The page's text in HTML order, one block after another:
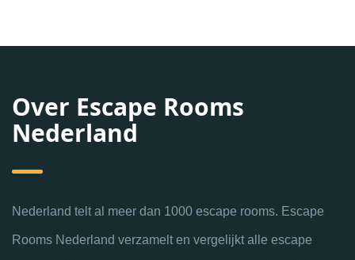
Over Escape Rooms
Nederland
Nederland telt al meer dan 1000 escape rooms. Escape
Rooms Nederland verzamelt en vergelijkt alle escape